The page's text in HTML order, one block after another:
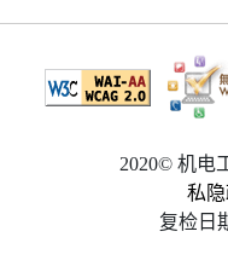
2020© 机电
私
复检日